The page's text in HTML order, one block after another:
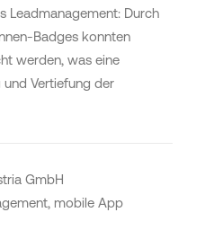
Leadmanagement: Durch
Badges konnten
werden, was eine
Vertiefung der
GmbH
mobile App